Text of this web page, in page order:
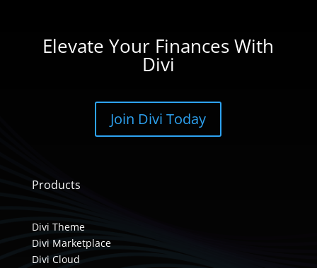
Elevate Your Finances With
Divi
Join Divi Today
Products
Divi Theme
Divi Marketplace
Divi Cloud